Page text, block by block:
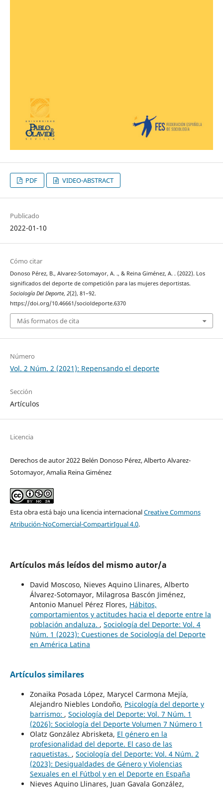
PDF VIDEO-ABSTRACT
Publicado
2022-01-10
Cómo citar
Donoso Pérez, B., Alvarez-Sotomayor, A. ., & Reina Giménez, A. . (2022). Los
significados del deporte de competición para las mujeres deportistas.
Sociología Del Deporte, 2(2), 81–92.
https://doi.org/10.46661/socioldeporte.6370
Más formatos de cita
Número
Vol. 2 Núm. 2 (2021): Repensando el deporte
Sección
Artículos
Licencia
Derechos de autor 2022 Belén Donoso Pérez, Alberto Alvarez-
Sotomayor, Amalia Reina Giménez
Esta obra está bajo una licencia internacionalCreative Commons
Atribución-NoComercial-CompartirIgual 4.0.
Artículos más leídos del mismo autor/a
David Moscoso, Nieves Aquino Llinares, Alberto
Álvarez-Sotomayor, Milagrosa Bascón Jiménez,
Antonio Manuel Pérez Flores, Hábitos,
comportamientos y actitudes hacia el deporte entre la
población andaluza. , Sociología del Deporte: Vol. 4
Núm. 1 (2023): Cuestiones de Sociología del Deporte
en América Latina
Artículos similares
Zonaika Posada López, Marycel Carmona Mejía,
Alejandro Niebles Londoño, Psicología del deporte y
barrismo: , Sociología del Deporte: Vol. 7 Núm. 1
(2026): Sociología del Deporte Volumen 7 Número 1
Olatz González Abrisketa, El género en la
profesionalidad del deporte. El caso de las
raquetistas. , Sociología del Deporte: Vol. 4 Núm. 2
(2023): Desigualdades de Género y Violencias
Sexuales en el Fútbol y en el Deporte en España
Nieves Aquino Llinares, Juan Gavala González,